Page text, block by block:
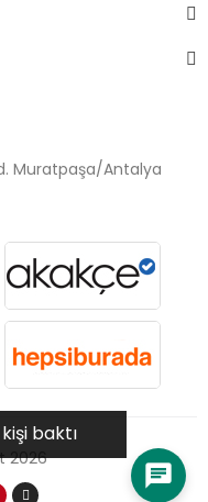
baktı
chat
Muratpaşa/Antalya
2026